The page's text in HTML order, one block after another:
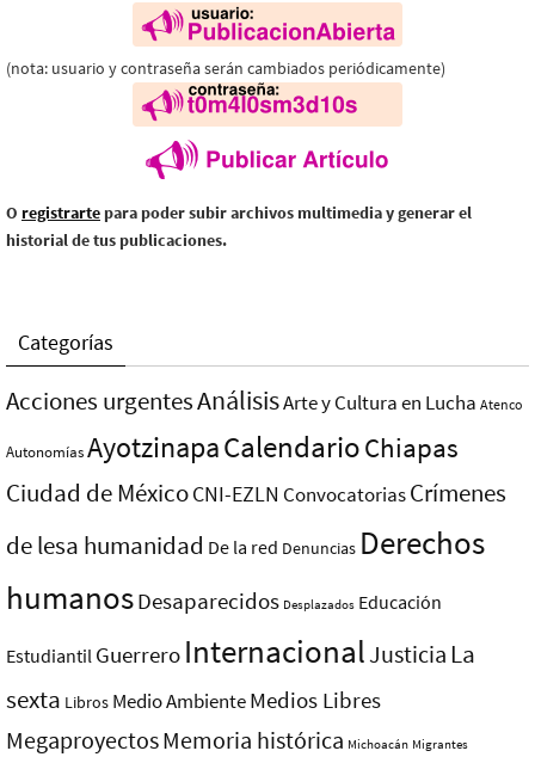
(nota: usuario y contraseña serán cambiados periódicamente)
O registrarte para poder subir archivos multimedia y generar el
historial de tus publicaciones.
Categorías
Acciones urgentesAnálisisArte y Cultura en Lucha Atenco
AutonomíasAyotzinapaCalendarioChiapas
Ciudad de MéxicoCNI-EZLN ConvocatoriasCrímenes
de lesa humanidad De la red Denuncias Derechos
humanosDesaparecidos Desplazados Educación
Estudiantil Guerrero InternacionalJusticia La
sexta Libros Medio AmbienteMedios Libres
MegaproyectosMemoria histórica Michoacán Migrantes